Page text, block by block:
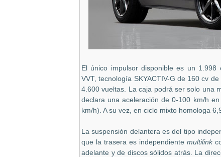
El único impulsor disponible es un 1.998
VVT, tecnología SKYACTIV-G de 160 cv
4.600 vueltas. La caja podrá ser solo una
declara una aceleración de 0-100 km/h
km/h). A su vez, en ciclo mixto homologa
La suspensión delantera es del tipo
que la trasera es independiente multilink
adelante y de discos sólidos atrás. La